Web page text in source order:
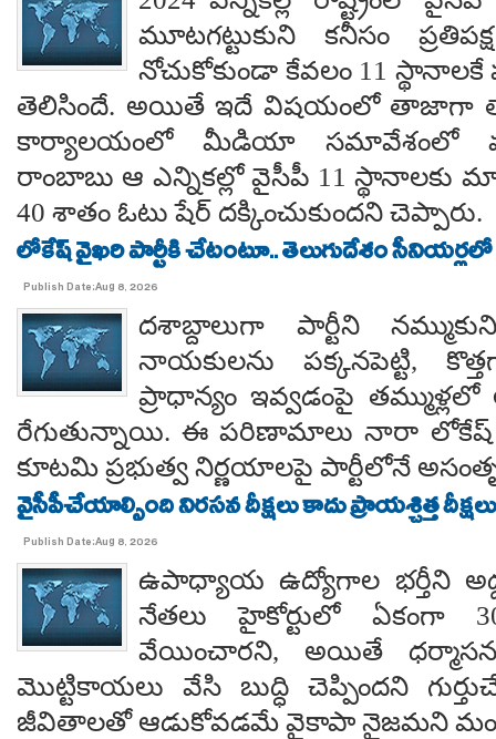
మూటగట్టుకుని కనీసం
నోచుకోకుండా కేవలం 11
తెలిసిందే. అయితే ఇదే విషయంలో తాజాగా
కార్యాలయంలో మీడియా సమావేశంలో
రాంబాబు ఆ ఎన్నికల్లో వైసీపీ 11
40 శాతం ఓటు షేర్ దక్కించుకుందని చెప్పారు.
లోకేష్ వైఖరి పార్టీకి చేటంటూ.. తెలుగుదేశం సీనియర్లలో
Publish Date:Aug 8, 2026
దశాబ్దాలుగా పార్టీని
నాయకులను పక్కనపెట్టి,
ప్రాధాన్యం ఇవ్వడంపై తమ్ముళ్లలో
రేగుతున్నాయి. ఈ పరిణామాలు నారా లోకేష్
కూటమి ప్రభుత్వ నిర్ణయాలపై పార్టీలోనే
వైసీపీచేయాల్సింది నిరసన దీక్షలు కాదు ప్రాయశ్చిత్త
Publish Date:Aug 8, 2026
ఉపాధ్యాయ ఉద్యోగాల భర్తీని
నేతలు హైకోర్టులో ఏకంగా
వేయించారని, అయితే
మొట్టికాయలు వేసి బుద్ధి చెప్పిందని
జీవితాలతో ఆడుకోవడమే వైకాపా నైజమని